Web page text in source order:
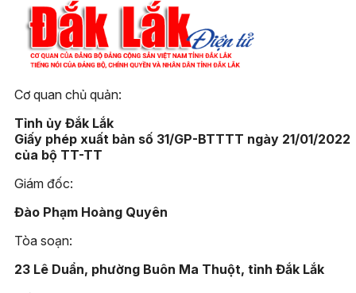
Cơ quan chủ quản:
Tỉnh ủy Đắk Lắk
Giấy phép xuất bản số 31/GP-BTTTT ngày 21/01/2022
của bộ TT-TT
Giám đốc:
Đào Phạm Hoàng Quyên
Tòa soạn:
23 Lê Duẩn, phường Buôn Ma Thuột, tỉnh Đắk Lắk